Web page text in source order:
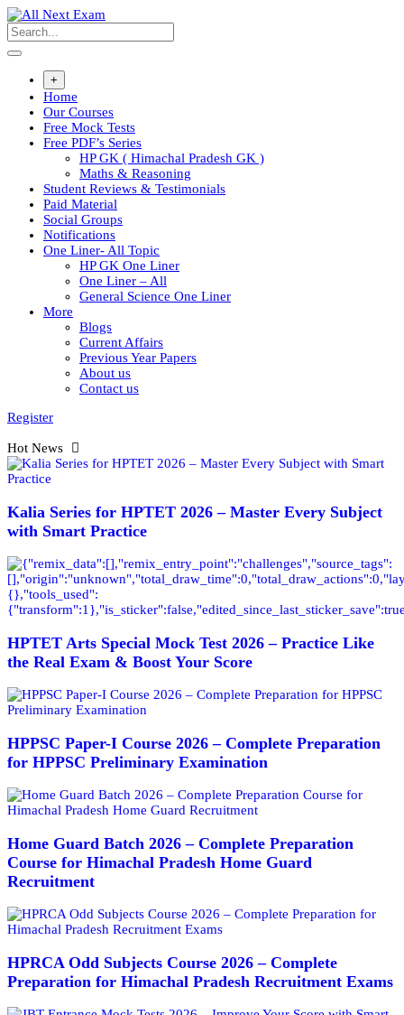
+
Home
Our Courses
Free Mock Tests
Free PDF’s Series
HP GK ( Himachal Pradesh GK )
Maths & Reasoning
Student Reviews & Testimonials
Paid Material
Social Groups
Notifications
One Liner- All Topic
HP GK One Liner
One Liner – All
General Science One Liner
More
Blogs
Current Affairs
Previous Year Papers
About us
Contact us
Register
Hot News
Kalia Series for HPTET 2026 – Master Every Subject
with Smart Practice
HPTET Arts Special Mock Test 2026 – Practice Like
the Real Exam & Boost Your Score
HPPSC Paper-I Course 2026 – Complete Preparation
for HPPSC Preliminary Examination
Home Guard Batch 2026 – Complete Preparation
Course for Himachal Pradesh Home Guard
Recruitment
HPRCA Odd Subjects Course 2026 – Complete
Preparation for Himachal Pradesh Recruitment Exams